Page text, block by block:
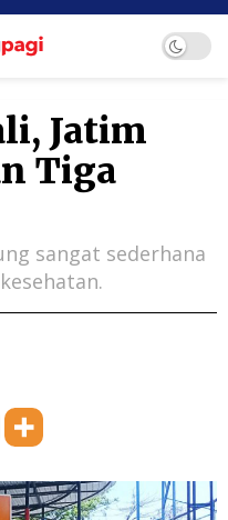
Jatim
Tiga
sangat sederhana